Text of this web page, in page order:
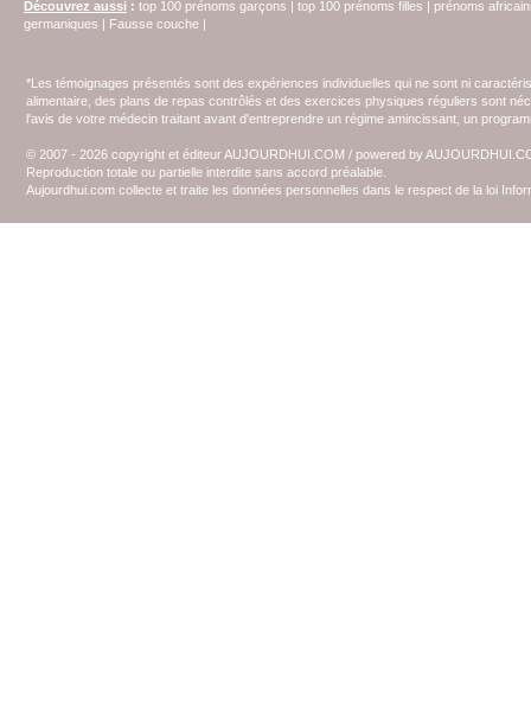
Découvrez aussi : top 100 prénoms garçons top 100 prénoms filles
prénoms
germaniques
Fausse couche
*Les témoignages présentés sont des expériences individuelles qui ne sont ni
alimentaire, des plans de repas contrôlés et des exercices physiques réguliers sont
l'avis de votre médecin traitant avant d'entreprendre un régime amincissant, un
© 2007 - 2026 copyright et éditeur AUJOURDHUI.COM / powered by
Reproduction totale ou partielle interdite sans accord préalable.
Aujourdhui.com collecte et traite les données personnelles dans le respect de la loi